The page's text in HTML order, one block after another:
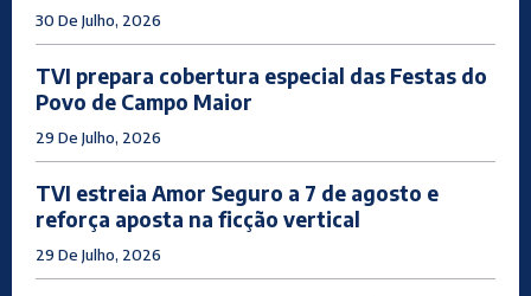
30 De Julho, 2026
TVI prepara cobertura especial das Festas do
Povo de Campo Maior
29 De Julho, 2026
TVI estreia Amor Seguro a 7 de agosto e
reforça aposta na ficção vertical
29 De Julho, 2026